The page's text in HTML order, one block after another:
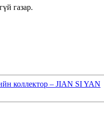
газар.
коллектор – JIAN SI YAN